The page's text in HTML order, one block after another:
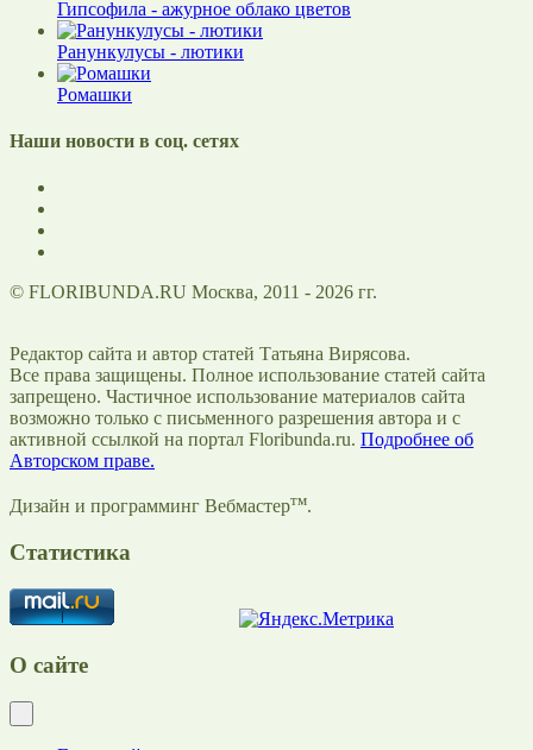
Гипсофила - ажурное облако цветов
Ранункулусы - лютики
Ромашки
Наши новости в соц. сетях
© FLORIBUNDA.RU Москва, 2011 - 2026 гг.
Редактор сайта и автор статей Татьяна Вирясова.
Все права защищены. Полное использование статей сайта
запрещено. Частичное использование материалов сайта
возможно только с письменного разрешения автора и с
активной ссылкой на портал Floribunda.ru. Подробнее об
Авторском праве.
Дизайн и программинг Вебмастертм.
Статистика
О сайте